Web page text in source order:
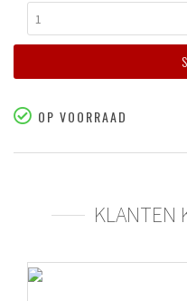
1
OP VOORRAAD
KLANTEN